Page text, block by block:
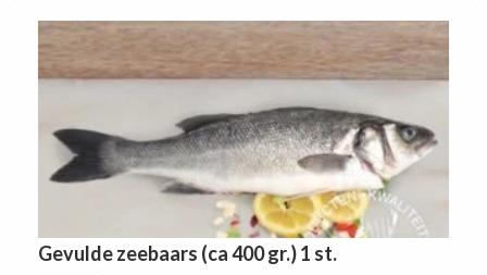
aantal
Gevulde zeebaars (ca 400 gr.) 1 st.